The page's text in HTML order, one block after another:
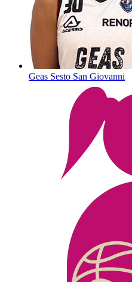
Geas Sesto San Giovanni